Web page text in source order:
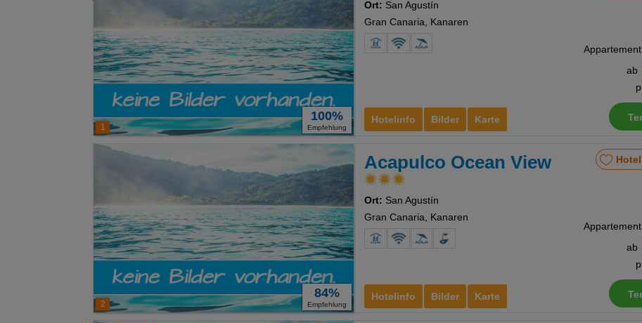
1
100%
Empfehlung
Hotelinfo Bilder Karte
Ort: San Agustín
Gran Canaria, Kanaren
ab
2
84%
Empfehlung
Hotelinfo Bilder Karte
Acapulco Ocean View
Ort: San Agustín
Gran Canaria, Kanaren
ab